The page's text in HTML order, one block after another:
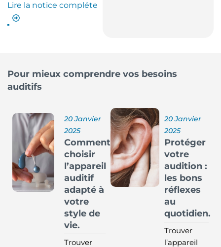
Lire la notice compléte
Pour mieux comprendre vos besoins
auditifs
20 Janvier
2025
Comment
choisir
l’appareil
auditif
adapté à
votre
style de
vie.
Trouver
20 Janvier
2025
Protéger
votre
audition :
les bons
réflexes
au
quotidien.
Trouver
l’appareil